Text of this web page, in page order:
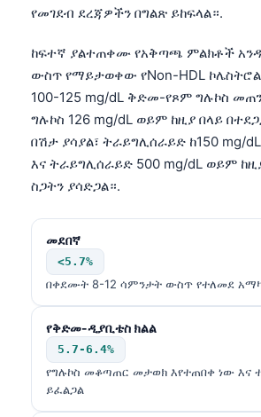
የመገደብ ደረጃዎችን በግልጽ ይከፍላል።.
ከፍተኛ ያልተጠቀሙ የአቅጣጫ ምልክቶች
ውስጥ የማይታወቀው የNon-HDL
100-125 mg/dL ቅድመ-የጾም ግሉኮስ
ግሉኮስ 126 mg/dL ወይም ከዚያ በላይ
በሽታ ያሳያል፣ ትራይግሊሰራይድ ከ150 mg/
እና ትራይግሊሰራይድ 500 mg/dL ወይም
ስጋትን ያሳድጋል።.
መደበኛ
<5.7%
በቀደሙት 8-12 ሳምንታት ውስጥ የተለመደ
የቅድመ-ዲያቢቴስ ክልል
5.7-6.4%
የግሉኮስ መቆጣጠር መታወክ እየተጠበቀ ነው እና
ይፈልጋል